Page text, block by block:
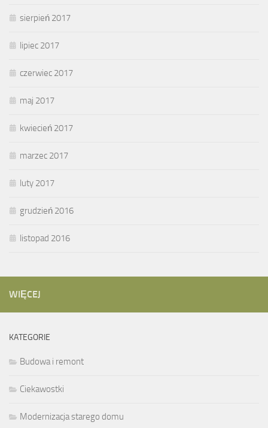
sierpień 2017
lipiec 2017
czerwiec 2017
maj 2017
kwiecień 2017
marzec 2017
luty 2017
grudzień 2016
listopad 2016
WIĘCEJ
KATEGORIE
Budowa i remont
Ciekawostki
Modernizacja starego domu